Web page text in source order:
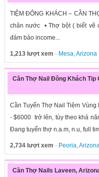
TIỆM ĐÔNG KHÁCH – CẦN
chân nước • Thợ bột ( biết vẽ
đảm bảo income...
1,213 lượt xem · Mesa,Arizona
Cần Thợ Nail Đông Khách Tip
Cần Tuyển Thợ Nail Tiệm
- $6000 trở lên, tùy theo khả
Đang tuyển thợ n.a.m, n.u, full
2,734 lượt xem · Peoria,
Cần Thợ Nails Laveen,